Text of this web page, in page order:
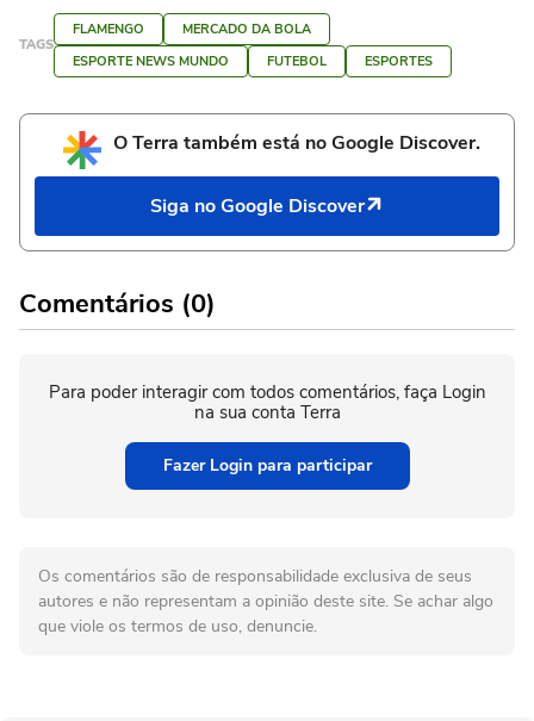
TAGS
FLAMENGO
MERCADO DA BOLA
ESPORTE NEWS MUNDO
FUTEBOL ESPORTES
O Terra também está no Google Discover.
Siga no Google Discover
Comentários (0)
Para poder interagir com todos comentários, faça Login
na sua conta Terra
Fazer Login para participar
Os comentários são de responsabilidade exclusiva de seus
autores e não representam a opinião deste site. Se achar algo
que viole os termos de uso, denuncie.